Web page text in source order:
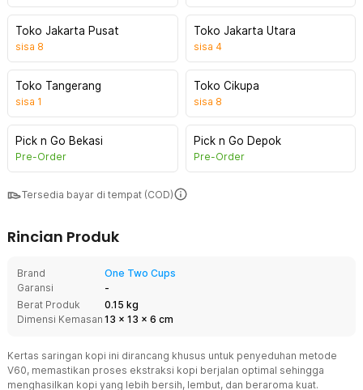
Toko Jakarta Pusat
sisa 8
Toko Jakarta Utara
sisa 4
Toko Tangerang
sisa 1
Toko Cikupa
sisa 8
Pick n Go Bekasi
Pre-Order
Pick n Go Depok
Pre-Order
Tersedia bayar di tempat (COD)
Rincian Produk
Brand
One Two Cups
Garansi
-
Berat Produk
0.15 kg
Dimensi Kemasan 13 x 13 x 6 cm
Kertas saringan kopi ini dirancang khusus untuk penyeduhan metode
V60, memastikan proses ekstraksi kopi berjalan optimal sehingga
menghasilkan kopi yang lebih bersih, lembut, dan beraroma kuat.